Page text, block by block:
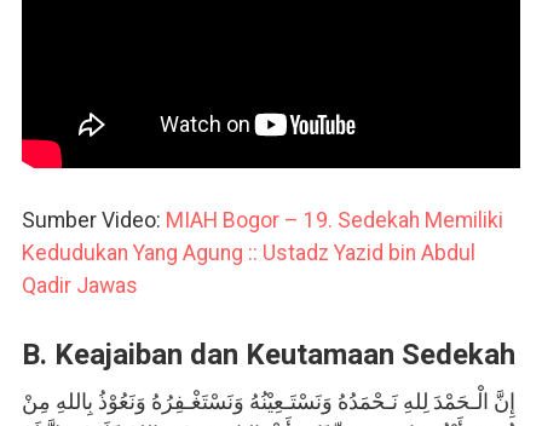
Sumber Video: MIAH Bogor – 19. Sedekah Memiliki
Kedudukan Yang Agung :: Ustadz Yazid bin Abdul
Qadir Jawas
B. Keajaiban dan Keutamaan Sedekah
إِنَّ الْـحَمْدَ لِلهِ نَـحْمَدُهُ وَنَسْتَـعِيْنُهُ وَنَسْتَغْـفِرُهُ وَنَعُوْذُ بِاللهِ مِنْ